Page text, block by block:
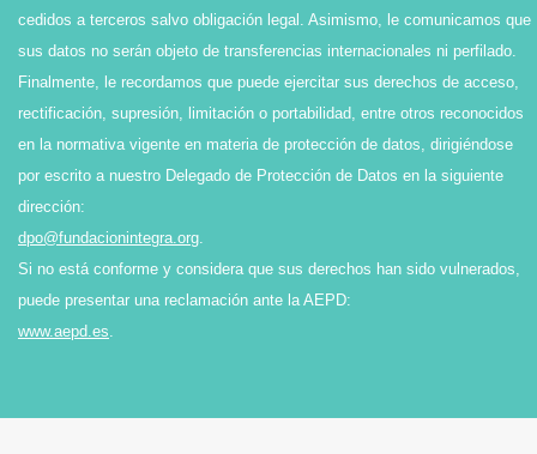
cedidos a terceros salvo obligación legal. Asimismo, le comunicamos que
sus datos no serán objeto de transferencias internacionales ni perfilado.
Finalmente, le recordamos que puede ejercitar sus derechos de acceso,
rectificación, supresión, limitación o portabilidad, entre otros reconocidos
en la normativa vigente en materia de protección de datos, dirigiéndose
por escrito a nuestro Delegado de Protección de Datos en la siguiente
dirección:
dpo@fundacionintegra.org.
Si no está conforme y considera que sus derechos han sido vulnerados,
puede presentar una reclamación ante la AEPD:
www.aepd.es.